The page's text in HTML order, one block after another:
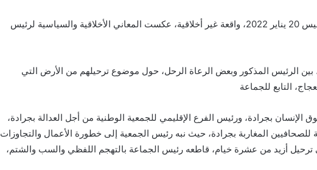
شهدت ساحة جماعة لعوينات، يوم الخميس 20 يناير 2022، واقعة غير أخلاقية، عكست المعاني الأخلاقية والسياسية لرئيس
الرئيس المذكور وبعض الرعاة الرحل، حول موضوع ترحيلهم من الأرض التي
التابع للجماعة
الإنسان بجرادة، ورئيس الفرع الإقليمي للجمعية الوطنية من أجل العدالة بجرادة،
للصحافيين المغاربة بجرادة، حيث نبه رئيس الجمعية إلى خطورة الأعمال والتجاوزات
أزيد من عشرة خيام، قاطعه رئيس الجماعة بالتهجم اللفظي والسب والشتم،